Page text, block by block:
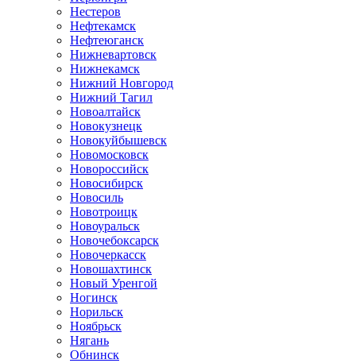
Нестеров
Нефтекамск
Нефтеюганск
Нижневартовск
Нижнекамск
Нижний Новгород
Нижний Тагил
Новоалтайск
Новокузнецк
Новокуйбышевск
Новомосковск
Новороссийск
Новосибирск
Новосиль
Новотроицк
Новоуральск
Новочебоксарск
Новочеркасск
Новошахтинск
Новый Уренгой
Ногинск
Норильск
Ноябрьск
Нягань
Обнинск